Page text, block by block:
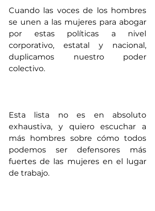
Cuando las voces de los hombres
se unen a las mujeres para abogar
por estas políticas a nivel
corporativo, estatal y nacional,
duplicamos nuestro poder
colectivo.
Esta lista no es en absoluto
exhaustiva, y quiero escuchar a
más hombres sobre cómo todos
podemos ser defensores más
fuertes de las mujeres en el lugar
de trabajo.